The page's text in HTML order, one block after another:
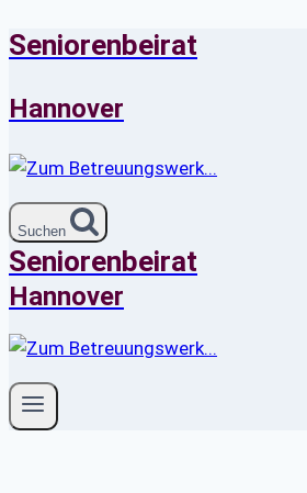
Zum
springen
Seniorenbeirat
Hannover
Suchen
Seniorenbeirat
Hannover